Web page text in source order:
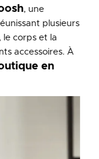
, une
plusieurs
le corps et la
accessoires. À
en